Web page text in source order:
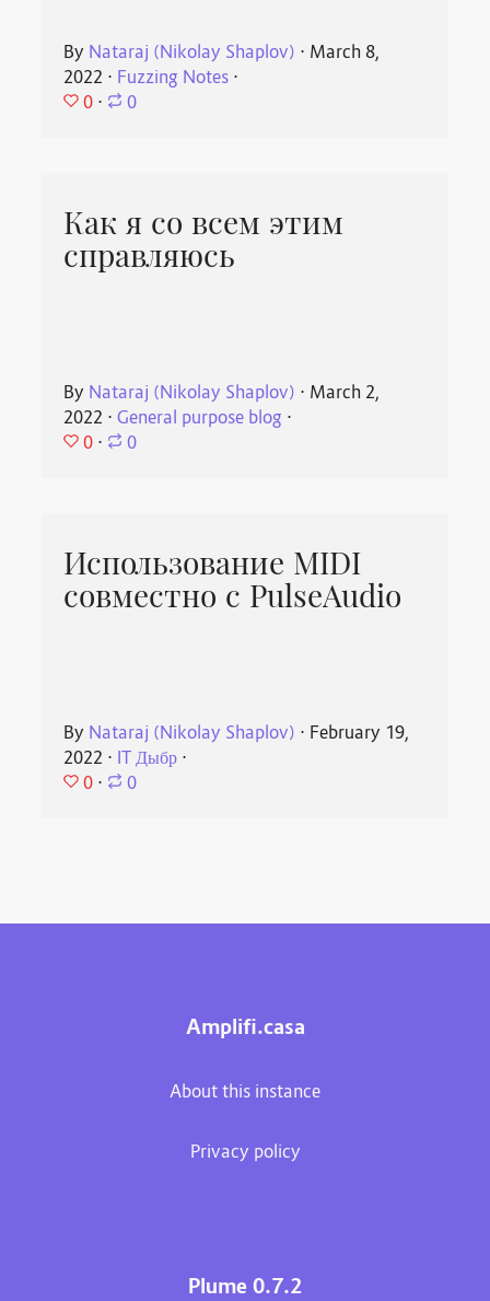
By Nataraj (Nikolay Shaplov) ⋅ March 8,
2022 ⋅ Fuzzing Notes ⋅
0 ⋅ 0
Как я со всем этим
справляюсь
By Nataraj (Nikolay Shaplov) ⋅ March 2,
2022 ⋅General purpose blog ⋅
0 ⋅ 0
Использование MIDI
совместно с PulseAudio
By Nataraj (Nikolay Shaplov) ⋅ February 19,
2022 ⋅ IT Дыбр ⋅
0 ⋅ 0
Amplifi.casa
About this instance
Privacy policy
Plume 0.7.2